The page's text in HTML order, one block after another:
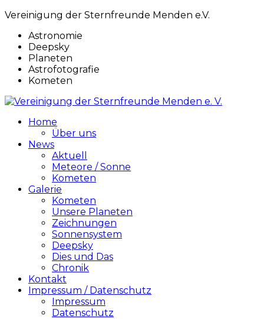
Vereinigung der Sternfreunde Menden e.V.
Astronomie
Deepsky
Planeten
Astrofotografie
Kometen
Home
Über uns
News
Aktuell
Meteore / Sonne
Kometen
Galerie
Kometen
Unsere Planeten
Zeichnungen
Sonnensystem
Deepsky
Dies und Das
Chronik
Kontakt
Impressum / Datenschutz
Impressum
Datenschutz